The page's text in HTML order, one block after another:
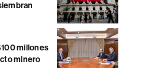
millones
minero